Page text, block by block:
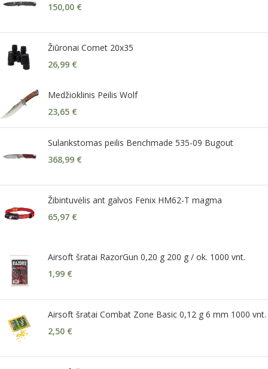
150,00 €
Žiūronai Comet 20x35
26,99 €
Medžioklinis Peilis Wolf
23,65 €
Sulankstomas peilis Benchmade 535-09 Bugout
368,99 €
Žibintuvėlis ant galvos Fenix HM62-T magma
65,97 €
Airsoft šratai RazorGun 0,20 g 200 g / ok. 1000 vnt.
1,99 €
Airsoft šratai Combat Zone Basic 0,12 g 6 mm 1000 vnt.
2,50 €